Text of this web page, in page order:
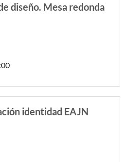
diseño. Mesa redonda
identidad EAJN